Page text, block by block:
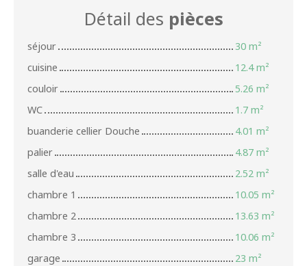
Détail des pièces
séjour
30 m²
cuisine
12.4 m²
couloir
5.26 m²
WC
1.7 m²
buanderie cellier Douche
4.01 m²
palier
4.87 m²
salle d'eau
2.52 m²
chambre 1
10.05 m²
chambre 2
13.63 m²
chambre 3
10.06 m²
garage
23 m²